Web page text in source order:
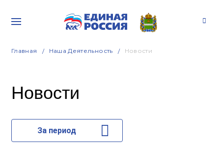
Главная Наша Деятельность Новости
Новости
За период